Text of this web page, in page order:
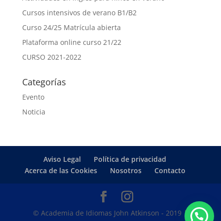
Cursos intensivos de verano B1/B2
Curso 24/25 Matrícula abierta
Plataforma online curso 21/22
CURSO 2021-2022
Categorías
Evento
Noticia
Aviso Legal
Política de privacidad
Acerca de las Cookies
Nosotros Contacto
© Academia de Idiomas John Atkinson - 2019 |